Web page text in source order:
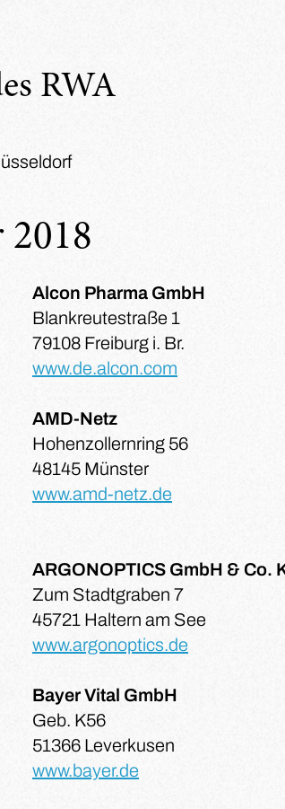
RWA
2018
Alcon Pharma GmbH
Blankreutestraße 1
79108 Freiburg i. Br.
www.de.alcon.com
AMD-Netz
Hohenzollernring 56
48145 Münster
www.amd-netz.de
ARGONOPTICS GmbH & Co.
Zum Stadtgraben 7
45721 Haltern am See
www.argonoptics.de
Bayer Vital GmbH
Geb. K56
51366 Leverkusen
www.bayer.de